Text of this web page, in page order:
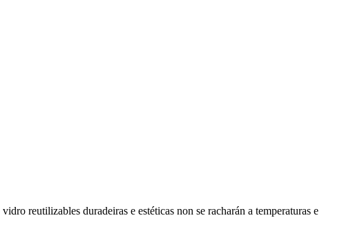
reutilizables duradeiras e estéticas non se racharán a temperaturas e